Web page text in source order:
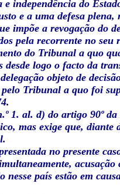
independência do
e a uma defesa plena,
impõe a revogação do
pela recorrente no seu
do Tribunal a quo
desde logo o facto da
objeto de
pelo Tribunal a quo foi
1. al. d) do artigo 90º
mas exige que,
no presente
país estão em